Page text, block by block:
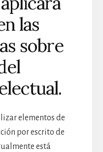
las
sobre
elementos de
por escrito de
está